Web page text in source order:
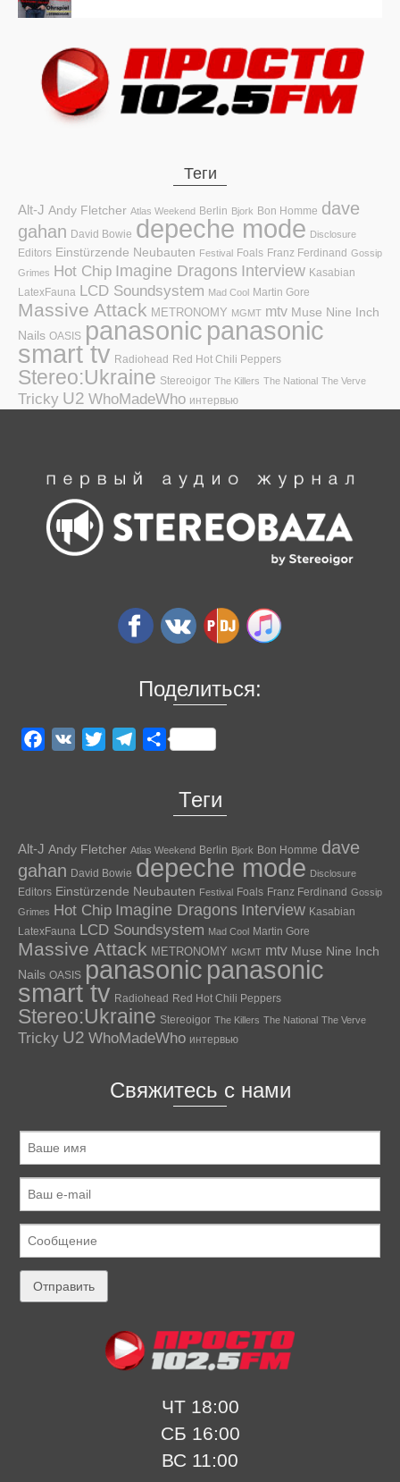
Теги
Alt-J Andy Fletcher Atlas Weekend Berlin Bjork Bon Homme dave
gahan David Bowie depeche mode Disclosure
Editors Einstürzende Neubauten Festival Foals Franz Ferdinand Gossip
Grimes Hot Chip Imagine Dragons Interview Kasabian
LatexFauna LCD Soundsystem Mad Cool Martin Gore
Massive Attack METRONOMY MGMT mtv Muse Nine Inch
Nails OASIS panasonic panasonic
smart tv Radiohead Red Hot Chili Peppers
Stereo:Ukraine Stereoigor The Killers The National The Verve
Tricky U2 WhoMadeWho интервью
Поделиться:
Facebook
VK Twitter TelegramОтправить
Теги
Alt-J Andy Fletcher Atlas Weekend Berlin Bjork Bon Homme dave
gahan David Bowie depeche mode Disclosure
Editors Einstürzende Neubauten Festival Foals Franz Ferdinand Gossip
Grimes Hot Chip Imagine Dragons Interview Kasabian
LatexFauna LCD Soundsystem Mad Cool Martin Gore
Massive Attack METRONOMY MGMT mtv Muse Nine Inch
Nails OASIS panasonic panasonic
smart tv Radiohead Red Hot Chili Peppers
Stereo:Ukraine Stereoigor The Killers The National The Verve
Tricky U2 WhoMadeWho интервью
Свяжитесь с нами
ЧТ 18:00
СБ 16:00
ВС 11:00